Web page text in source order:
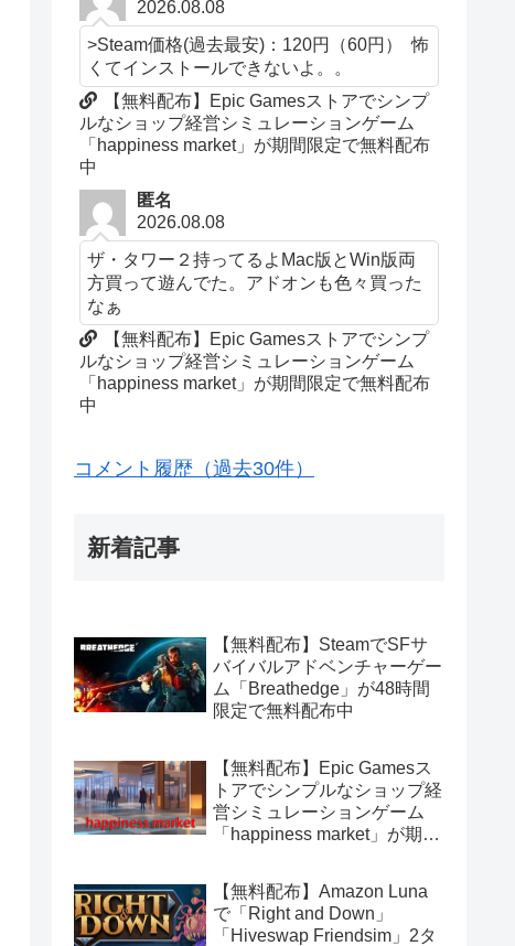
2026.08.08
>Steam価格(過去最安)：120円（60円） 怖
くてインストールできないよ。。
【無料配布】Epic Gamesストアでシンプ
ルなショップ経営シミュレーションゲーム
「happiness market」が期間限定で無料配布
中
匿名
2026.08.08
ザ・タワー２持ってるよMac版とWin版両
方買って遊んでた。アドオンも色々買った
なぁ
【無料配布】Epic Gamesストアでシンプ
ルなショップ経営シミュレーションゲーム
「happiness market」が期間限定で無料配布
中
コメント履歴（過去30件）
新着記事
【無料配布】SteamでSFサ
バイバルアドベンチャーゲー
ム「Breathedge」が48時間
限定で無料配布中
【無料配布】Epic Gamesス
トアでシンプルなショップ経
営シミュレーションゲーム
「happiness market」が期間
【無料配布】Amazon Luna
で「Right and Down」
「Hiveswap Friendsim」2タ